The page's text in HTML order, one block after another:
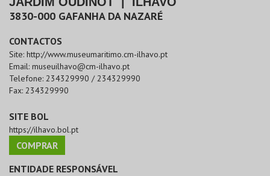
3830-000 GAFANHA DA NAZARÉ
CONTACTOS
Site: http://www.museumaritimo.cm-ilhavo.pt
Email: museuilhavo@cm-ilhavo.pt
Telefone: 234329990 / 234329990
Fax: 234329990
SITE BOL
https://ilhavo.bol.pt
COMPRAR
ENTIDADE RESPONSÁVEL